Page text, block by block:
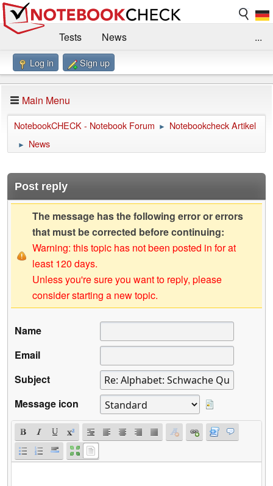
Tests
News
Benchmarks / Technik
Forum
Impressum
...
Log in Sign up
Main Menu
NotebookCHECK - Notebook Forum ► Notebookcheck Artikel
► News
Post reply
The message has the following error or errors
that must be corrected before continuing:
Warning: this topic has not been posted in for at
least 120 days.
Unless you're sure you want to reply, please
consider starting a new topic.
Name
Email
Subject
Message icon